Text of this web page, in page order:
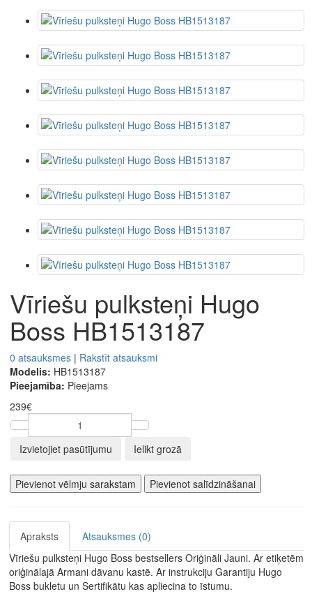
Vīriešu pulksteņi Hugo
Boss HB1513187
0 atsauksmes | Rakstīt atsauksmi
Modelis: HB1513187
Pieejamība: Pieejams
239€
Izvietojiet pasūtījumu Ielikt grozā
Pievienot vēlmju sarakstam Pievienot salīdzināšanai
Apraksts
Atsauksmes (0)
Vīriešu pulksteņi Hugo Boss bestsellers Oriģināli Jauni. Ar etiķetēm
oriģinālajā Armani dāvanu kastē. Ar instrukciju Garantiju Hugo
Boss bukletu un Sertifikātu kas apliecina to īstumu.